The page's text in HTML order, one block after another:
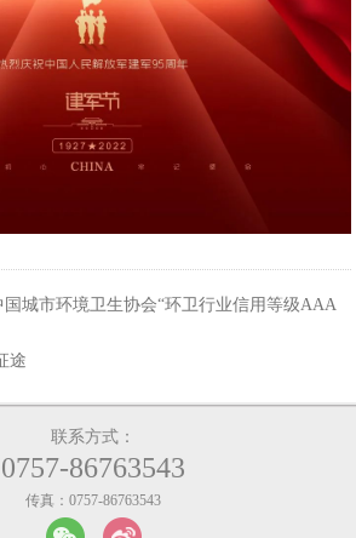
国城市环境卫生协会“环卫行业信用等级AAA
途
联系方式：
0757-86763543
传真：0757-86763543